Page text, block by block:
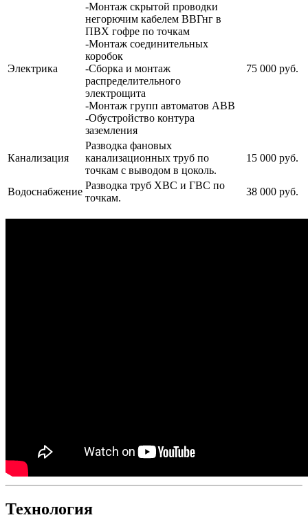
Электрика
-Монтаж скрытой проводки
негорючим кабелем ВВГнг в
ПВХ гофре по точкам
-Монтаж соединительных
коробок
-Сборка и монтаж
распределительного
электрощита
-Монтаж групп автоматов АВВ
-Обустройство контура
заземления
75 000 руб.
Канализация
Разводка фановых
канализационных труб по
точкам с выводом в цоколь.
15 000 руб.
Водоснабжение
Разводка труб ХВС и ГВС по
точкам.
38 000 руб.
Технология